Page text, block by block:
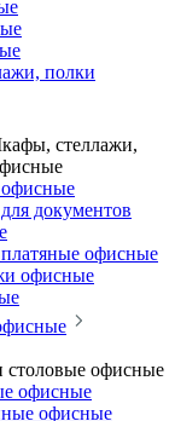
полки
стеллажи,
документов
офисные
офисные
столовые офисные
офисные
офисные